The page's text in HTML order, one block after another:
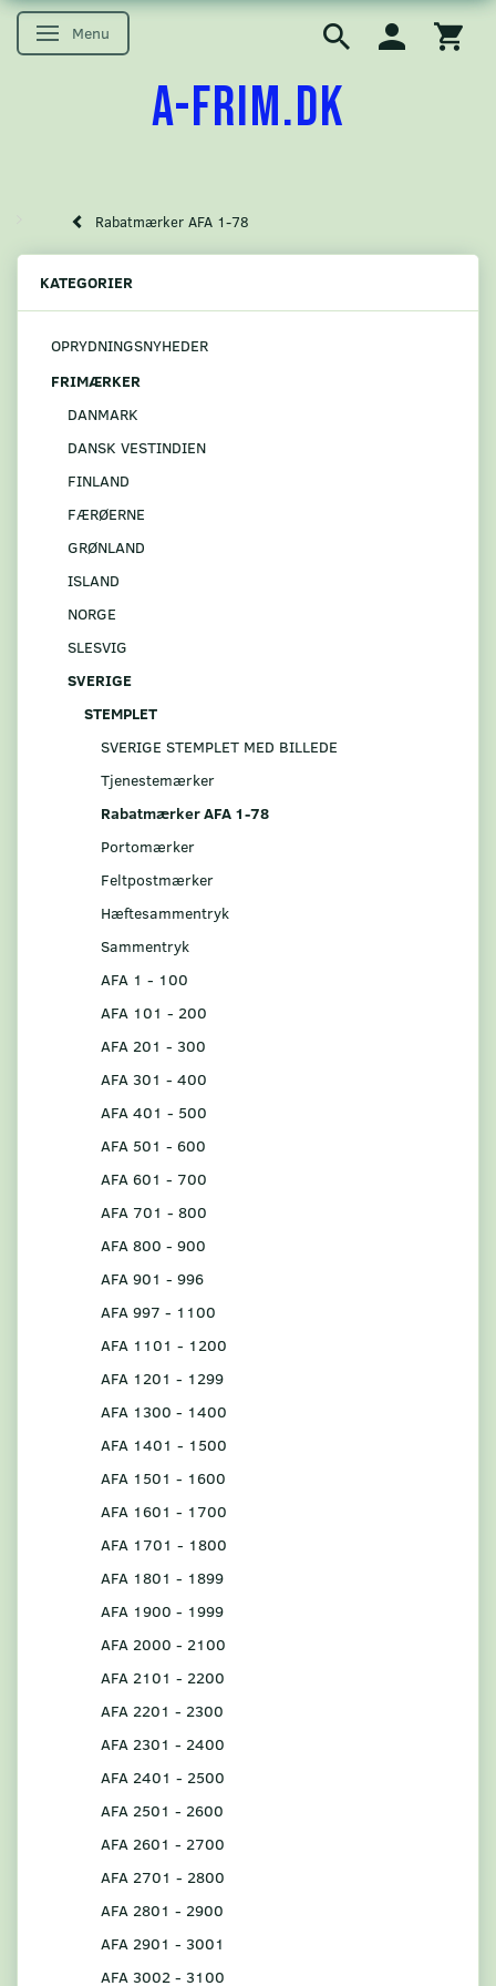
Skifte navigation
Menu
A-FRIM.DK
Rabatmærker AFA 1-78
KATEGORIER
OPRYDNINGSNYHEDER
FRIMÆRKER
DANMARK
DANSK VESTINDIEN
FINLAND
FÆRØERNE
GRØNLAND
ISLAND
NORGE
SLESVIG
SVERIGE
STEMPLET
SVERIGE STEMPLET MED BILLEDE
Tjenestemærker
Rabatmærker AFA 1-78
Portomærker
Feltpostmærker
Hæftesammentryk
Sammentryk
AFA 1 - 100
AFA 101 - 200
AFA 201 - 300
AFA 301 - 400
AFA 401 - 500
AFA 501 - 600
AFA 601 - 700
AFA 701 - 800
AFA 800 - 900
AFA 901 - 996
AFA 997 - 1100
AFA 1101 - 1200
AFA 1201 - 1299
AFA 1300 - 1400
AFA 1401 - 1500
AFA 1501 - 1600
AFA 1601 - 1700
AFA 1701 - 1800
AFA 1801 - 1899
AFA 1900 - 1999
AFA 2000 - 2100
AFA 2101 - 2200
AFA 2201 - 2300
AFA 2301 - 2400
AFA 2401 - 2500
AFA 2501 - 2600
AFA 2601 - 2700
AFA 2701 - 2800
AFA 2801 - 2900
AFA 2901 - 3001
AFA 3002 - 3100